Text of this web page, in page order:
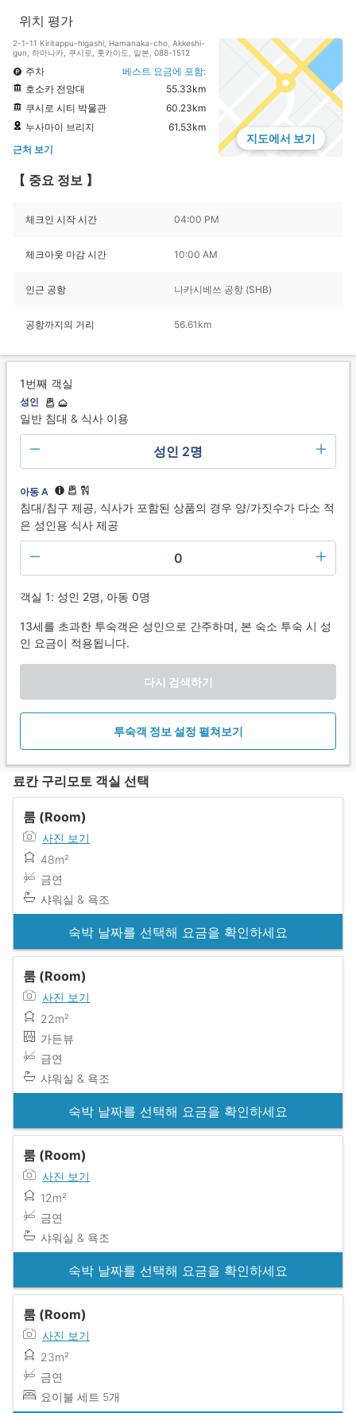
위치 평가
2-1-11 Kiritappu-higashi, Hamanaka-cho, Akkeshi-
gun, 하마나카, 쿠시로, 홋카이도, 일본, 088-1512
주차
베스트 요금에 포함:
호소카 전망대
55.33km
쿠시로 시티 박물관
60.23km
누사마이 브리지
61.53km
근처 보기
지도에서 보기
【 중요 정보 】
체크인 시작 시간 04:00 PM
체크아웃 마감 시간 10:00 AM
인근 공항 나카시베쓰 공항 (SHB)
공항까지의 거리 56.61km
1번째 객실
성인
일반 침대 & 식사 이용
성인 2명
아동 A
침대/침구 제공, 식사가 포함된 상품의 경우 양/가짓수가 다소 적
은 성인용 식사 제공
0
객실 1: 성인 2명, 아동 0명
13세를 초과한 투숙객은 성인으로 간주하며, 본 숙소 투숙 시 성
인 요금이 적용됩니다.
다시 검색하기
투숙객 정보 설정 펼쳐보기
료칸 구리모토 객실 선택
룸 (Room)
사진 보기
48m²
금연
샤워실 & 욕조
숙박 날짜를 선택해 요금을 확인하세요
룸 (Room)
사진 보기
22m²
가든뷰
금연
샤워실 & 욕조
숙박 날짜를 선택해 요금을 확인하세요
룸 (Room)
사진 보기
12m²
금연
샤워실 & 욕조
숙박 날짜를 선택해 요금을 확인하세요
룸 (Room)
사진 보기
23m²
금연
요이불 세트 5개